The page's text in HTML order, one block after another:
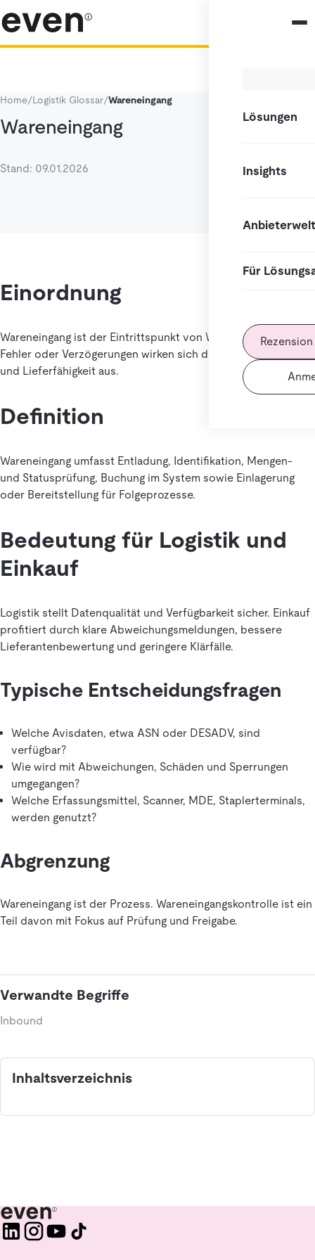
Lösungen
Insights
Anbieterwelt
Für
Home/Logistik Glossar/Wareneingang
Wareneingang
Stand: 09.01.2026
Einordnung
Wareneingang ist der Eintrittspunkt von Ware ins Lager.
Fehler oder Verzögerungen wirken sich direkt auf Bestand
und Lieferfähigkeit aus.
Definition
Wareneingang umfasst Entladung, Identifikation, Mengen-
und Statusprüfung, Buchung im System sowie Einlagerung
oder Bereitstellung für Folgeprozesse.
Bedeutung für Logistik und
Einkauf
Logistik stellt Datenqualität und Verfügbarkeit sicher. Einkauf
profitiert durch klare Abweichungsmeldungen, bessere
Lieferantenbewertung und geringere Klärfälle.
Typische Entscheidungsfragen
Welche Avisdaten, etwa ASN oder DESADV, sind
verfügbar?
Wie wird mit Abweichungen, Schäden und Sperrungen
umgegangen?
Welche Erfassungsmittel, Scanner, MDE, Staplerterminals,
werden genutzt?
Abgrenzung
Wareneingang ist der Prozess. Wareneingangskontrolle ist ein
Teil davon mit Fokus auf Prüfung und Freigabe.
Verwandte Begriffe
Inbound
Inhaltsverzeichnis